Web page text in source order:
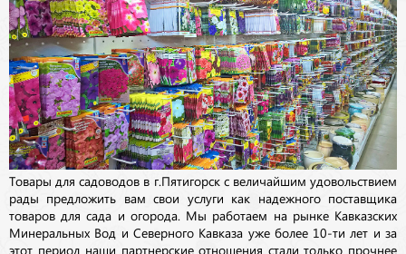
Товары для садоводов в г.Пятигорск с величайшим удовольствием
рады предложить вам свои услуги как надежного поставщика
товаров для сада и огорода. Мы работаем на рынке Кавказских
Минеральных Вод и Северного Кавказа уже более 10-ти лет и за
этот период наши партнерские отношения стали только прочнее